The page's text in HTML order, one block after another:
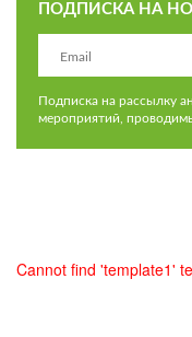
ПОДПИСКА НА
Подписка на рассылку
мероприятий,
Cannot find 'template1'